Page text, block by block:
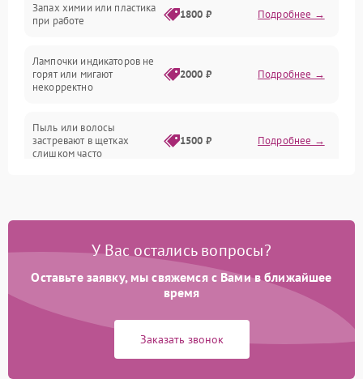
Батарея
Программные сбои
Запах химии или пластика
при работе
1800 ₽ Подробнее →
Лампочки индикаторов не
горят или мигают
некорректно
2000 ₽ Подробнее →
Пыль или волосы
застревают в щетках
слишком часто
1500 ₽ Подробнее →
У Вас остались вопросы?
Оставьте заявку, мы свяжемся с Вами в ближайшее
время
Заказать звонок